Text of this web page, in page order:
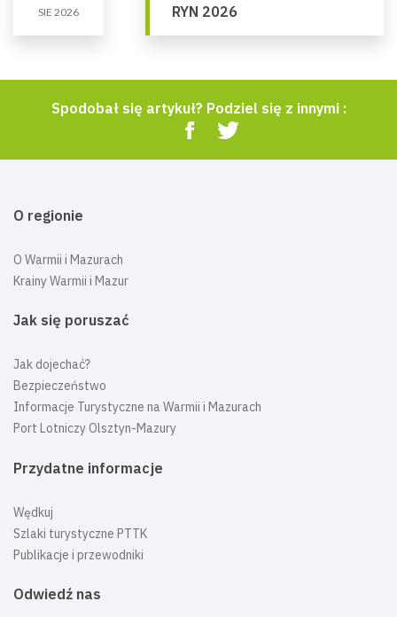
SIE 2026
RYN 2026
Spodobał się artykuł? Podziel się z innymi :
O regionie
O Warmii i Mazurach
Krainy Warmii i Mazur
Jak się poruszać
Jak dojechać?
Bezpieczeństwo
Informacje Turystyczne na Warmii i Mazurach
Port Lotniczy Olsztyn-Mazury
Przydatne informacje
Wędkuj
Szlaki turystyczne PTTK
Publikacje i przewodniki
Odwiedź nas